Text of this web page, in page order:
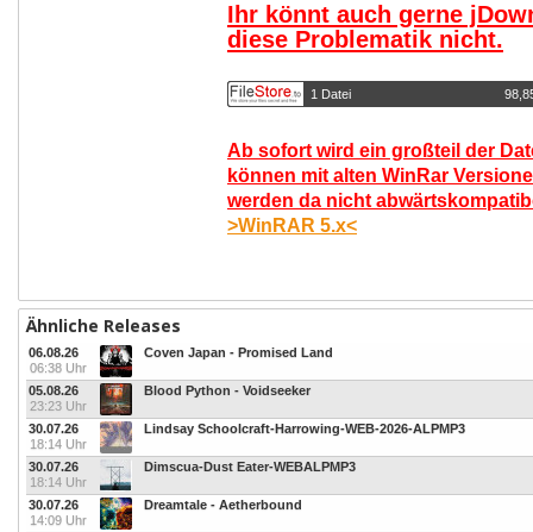
Ihr könnt auch gerne
diese Problematik nicht.
1 Datei
Ab sofort wird ein großteil der
können mit alten WinRar
werden da nicht
>WinRAR 5.x<
Ähnliche Releases
06.08.26
06:38 Uhr
Coven Japan - Promised Land
05.08.26
23:23 Uhr
Blood Python - Voidseeker
30.07.26
18:14 Uhr
Lindsay Schoolcraft-Harrowing-WEB-2026-ALPMP3
30.07.26
18:14 Uhr
Dimscua-Dust Eater-WEBALPMP3
30.07.26
14:09 Uhr
Dreamtale - Aetherbound